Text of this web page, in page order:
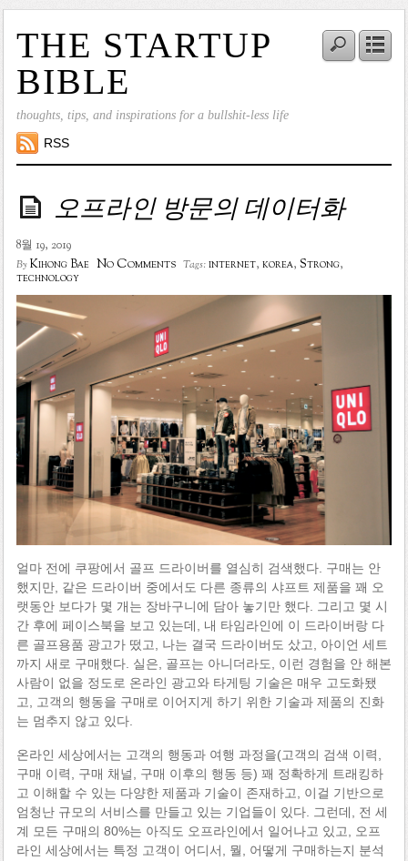
THE STARTUP
BIBLE
thoughts, tips, and inspirations for a bullshit-less life
RSS
오프라인 방문의 데이터화
8월 19, 2019
ByKihong Bae No Comments Tags:internet, korea, Strong,
technology
얼마 전에 쿠팡에서 골프 드라이버를 열심히 검색했다. 구매는 안
했지만, 같은 드라이버 중에서도 다른 종류의 샤프트 제품을 꽤 오
랫동안 보다가 몇 개는 장바구니에 담아 놓기만 했다. 그리고 몇 시
간 후에 페이스북을 보고 있는데, 내 타임라인에 이 드라이버랑 다
른 골프용품 광고가 떴고, 나는 결국 드라이버도 샀고, 아이언 세트
까지 새로 구매했다. 실은, 골프는 아니더라도, 이런 경험을 안 해본
사람이 없을 정도로 온라인 광고와 타게팅 기술은 매우 고도화됐
고, 고객의 행동을 구매로 이어지게 하기 위한 기술과 제품의 진화
는 멈추지 않고 있다.
온라인 세상에서는 고객의 행동과 여행 과정을(고객의 검색 이력,
구매 이력, 구매 채널, 구매 이후의 행동 등) 꽤 정확하게 트래킹하
고 이해할 수 있는 다양한 제품과 기술이 존재하고, 이걸 기반으로
엄청난 규모의 서비스를 만들고 있는 기업들이 있다. 그런데, 전 세
계 모든 구매의 80%는 아직도 오프라인에서 일어나고 있고, 오프
라인 세상에서는 특정 고객이 어디서, 뭘, 어떻게 구매하는지 분석